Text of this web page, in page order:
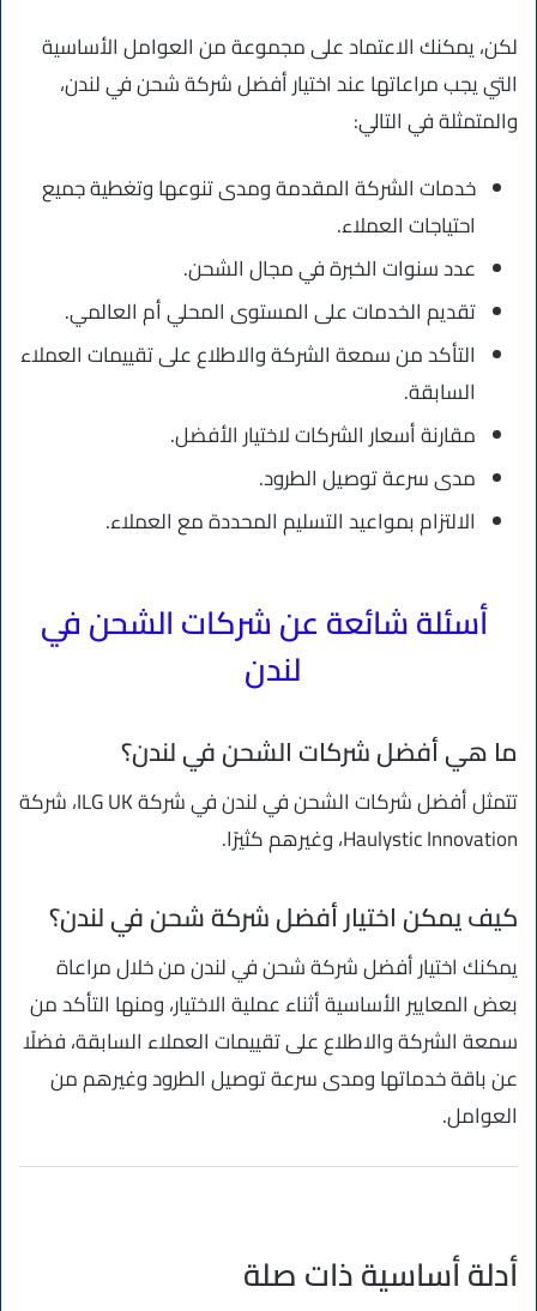
لكن، يمكنك الاعتماد على مجموعة من العوامل الأساسية
التي يجب مراعاتها عند اختيار أفضل شركة شحن في لندن،
والمتمثلة في التالي:
خدمات الشركة المقدمة ومدى تنوعها وتغطية جميع
احتياجات العملاء.
عدد سنوات الخبرة في مجال الشحن.
تقديم الخدمات على المستوى المحلي أم العالمي.
التأكد من سمعة الشركة والاطلاع على تقييمات العملاء
السابقة.
مقارنة أسعار الشركات لاختيار الأفضل.
مدى سرعة توصيل الطرود.
الالتزام بمواعيد التسليم المحددة مع العملاء.
أسئلة شائعة عن شركات الشحن في
لندن
ما هي أفضل شركات الشحن في لندن؟
تتمثل أفضل شركات الشحن في لندن في شركة ILG UK، شركة
Haulystic Innovation، وغيرهم كثيرًا.
كيف يمكن اختيار أفضل شركة شحن في لندن؟
يمكنك اختيار أفضل شركة شحن في لندن من خلال مراعاة
بعض المعايير الأساسية أثناء عملية الاختيار، ومنها التأكد من
سمعة الشركة والاطلاع على تقييمات العملاء السابقة، فضلًا
عن باقة خدماتها ومدى سرعة توصيل الطرود وغيرهم من
العوامل.
أدلة أساسية ذات صلة